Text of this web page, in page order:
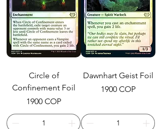
Circle of
Confinement Foil
Precio
1900 COP
Dawnhart Geist Foil
Precio
1900 COP